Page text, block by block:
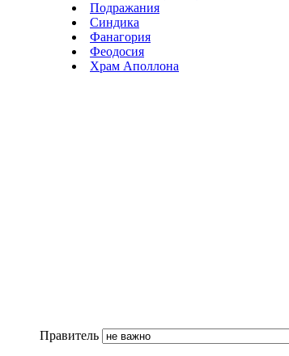
Подражания
Синдика
Фанагория
Феодосия
Храм Аполлона
Правитель